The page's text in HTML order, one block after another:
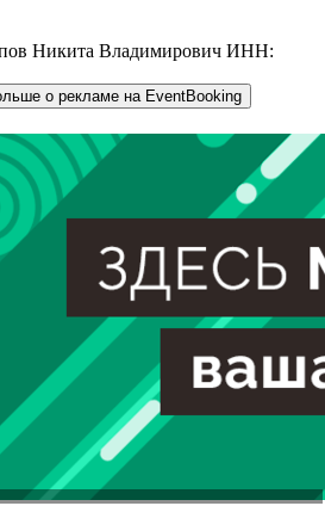
Никита Владимирович ИНН:
о рекламе на EventBooking